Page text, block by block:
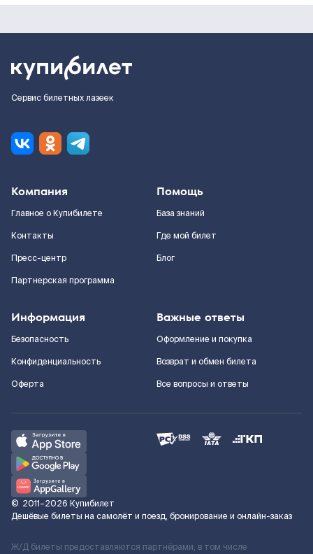
Сервис билетных лазеек
Компания
Главное о Купибилете
Контакты
Пресс-центр
Партнерская программа
Помощь
База знаний
Где мой билет
Блог
Информация
Безопасность
Конфиденциальность
Оферта
Важные ответы
Оформление и покупка
Возврат и обмен билета
Все вопросы и ответы
© 2011–2026 Купибилет
Дешёвые билеты на самолёт и поезд, бронирование и онлайн-заказ
Ж/Д билеты предоставляются партнёрами, в том числе